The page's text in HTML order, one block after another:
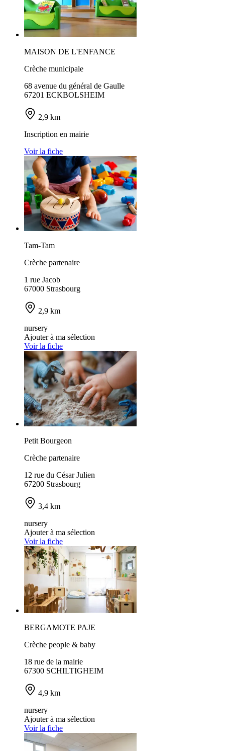
MAISON DE L'ENFANCE
Crèche municipale
68 avenue du général de Gaulle
67201 ECKBOLSHEIM
2,9 km
Inscription en mairie
Voir la fiche
Tam-Tam
Crèche partenaire
1 rue Jacob
67000 Strasbourg
2,9 km
nursery
Ajouter à ma sélection
Voir la fiche
Petit Bourgeon
Crèche partenaire
12 rue du César Julien
67200 Strasbourg
3,4 km
nursery
Ajouter à ma sélection
Voir la fiche
BERGAMOTE PAJE
Crèche people & baby
18 rue de la mairie
67300 SCHILTIGHEIM
4,9 km
nursery
Ajouter à ma sélection
Voir la fiche